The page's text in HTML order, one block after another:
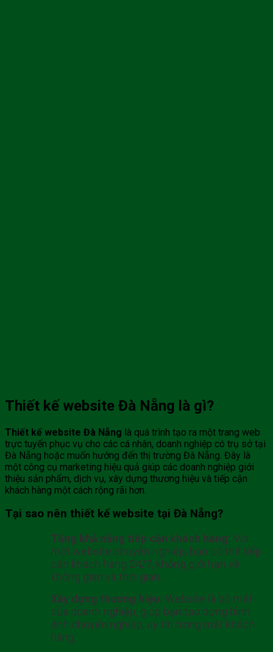
Thiết kế website Đà Nẵng là gì?
Thiết kế website Đà Nẵng là quá trình tạo ra một trang web
trực tuyến phục vụ cho các cá nhân, doanh nghiệp có trụ sở tại
Đà Nẵng hoặc muốn hướng đến thị trường Đà Nẵng. Đây là
một công cụ marketing hiệu quả giúp các doanh nghiệp giới
thiệu sản phẩm, dịch vụ, xây dựng thương hiệu và tiếp cận
khách hàng một cách rộng rãi hơn.
Tại sao nên thiết kế website tại Đà Nẵng?
Tăng khả năng tiếp cận khách hàng: Với
một website chuyên nghiệp, bạn có thể tiếp
cận khách hàng 24/7, không giới hạn về
không gian và thời gian.
Xây dựng thương hiệu: Website là bộ mặt
của doanh nghiệp, giúp bạn tạo dựng hình
ảnh chuyên nghiệp, uy tín trong mắt khách
hàng.